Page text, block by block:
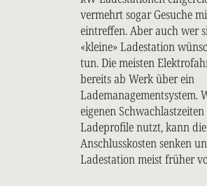
vermehrt sogar Gesuche
eintreffen. Aber auch wer
«kleine» Ladestation
tun. Die meisten
bereits ab Werk über ein
Lademanagementsystem.
eigenen
Ladeprofile nutzt, kann
Anschlusskosten senken
Ladestation meist früher